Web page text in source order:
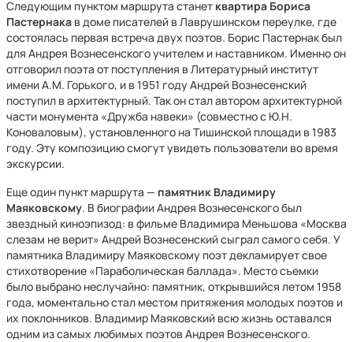
Следующим пунктом маршрута станет квартира Бориса
Пастернака в доме писателей в Лаврушинском переулке, где
состоялась первая встреча двух поэтов. Борис Пастернак был
для Андрея Вознесенского учителем и наставником. Именно он
отговорил поэта от поступления в Литературный институт
имени А.М. Горького, и в 1951 году Андрей Вознесенский
поступил в архитектурный. Так он стал автором архитектурной
части монумента «Дружба навеки» (совместно с Ю.Н.
Коноваловым), установленного на Тишинской площади в 1983
году. Эту композицию смогут увидеть пользователи во время
экскурсии.
Еще один пункт маршрута — памятник Владимиру
Маяковскому. В биографии Андрея Вознесенского был
звездный киноэпизод: в фильме Владимира Меньшова «Москва
слезам не верит» Андрей Вознесенский сыграл самого себя. У
памятника Владимиру Маяковскому поэт декламирует свое
стихотворение «Параболическая баллада». Место съемки
было выбрано неслучайно: памятник, открывшийся летом 1958
года, моментально стал местом притяжения молодых поэтов и
их поклонников. Владимир Маяковский всю жизнь оставался
одним из самых любимых поэтов Андрея Вознесенского.